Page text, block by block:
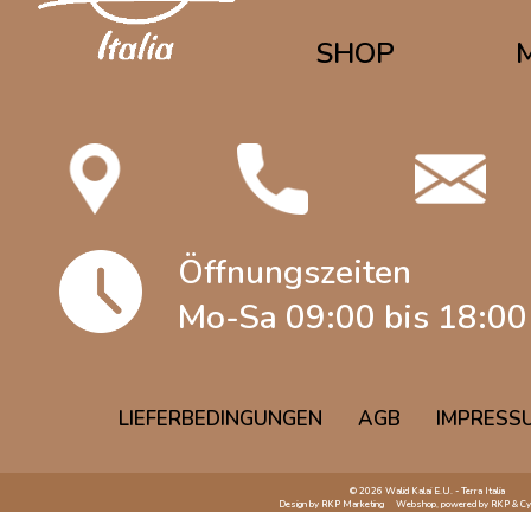
SHOP
Öffnungszeiten
Mo-Sa 09:00 bis
LIEFERBEDINGUNGEN AGB
© 2026 Walid Kalai E.U. - Terra Italia
Design by RKP Marketing Webshop, powered by RKP&